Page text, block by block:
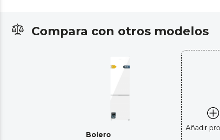
Compara con otros modelos
Bolero
Añadir